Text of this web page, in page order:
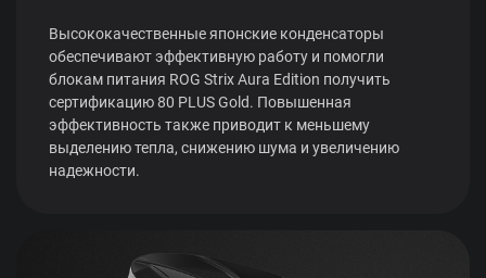
Высококачественные японские конденсаторы
обеспечивают эффективную работу и помогли
блокам питания ROG Strix Aura Edition получить
сертификацию 80 PLUS Gold. Повышенная
эффективность также приводит к меньшему
выделению тепла, снижению шума и увеличению
надежности.